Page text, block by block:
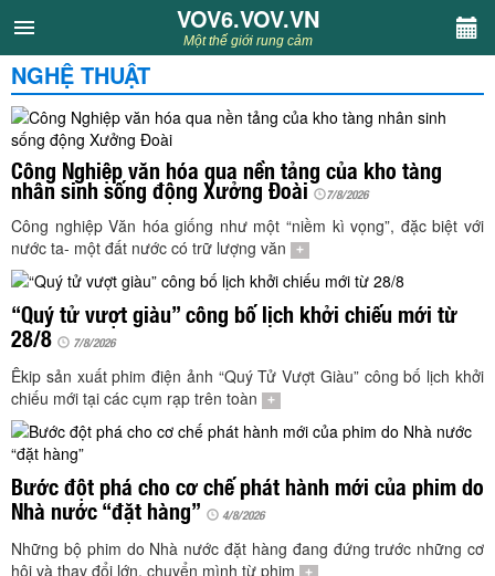
VOV6.VOV.VN
CHUYÊN MỤC
Khách VOV6
Văn học
Nghệ thuật
Sân khấu
Thiếu nhi
Kết nối VOV6
TÌM KIẾM
Vận hành bởi QI Corp
VOV6.VOV.VN
Một thế giới rung cảm
NGHỆ THUẬT
Công Nghiệp văn hóa qua nền tảng của kho tàng
nhân sinh sống động Xưởng Đoài 7/8/2026
Công nghiệp Văn hóa giống như một “niềm kì vọng”, đặc biệt với
nước ta- một đất nước có trữ lượng văn
+
“Quý tử vượt giàu” công bố lịch khởi chiếu mới từ
28/8 7/8/2026
Êkip sản xuất phim điện ảnh “Quý Tử Vượt Giàu” công bố lịch khởi
chiếu mới tại các cụm rạp trên toàn
+
Bước đột phá cho cơ chế phát hành mới của phim do
Nhà nước “đặt hàng” 4/8/2026
Những bộ phim do Nhà nước đặt hàng đang đứng trước những cơ
hội và thay đổi lớn, chuyển mình từ phim
+